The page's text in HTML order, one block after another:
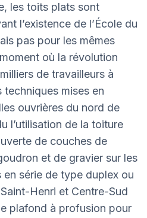
les toits plats sont
l’existence de l’École du
pas pour les mêmes
où la révolution
de travailleurs à
mises en
ouvrières du nord de
l’utilisation de la toiture
de couches de
et de gravier sur les
série de type duplex ou
Henri et Centre-Sud
plafond à profusion pour